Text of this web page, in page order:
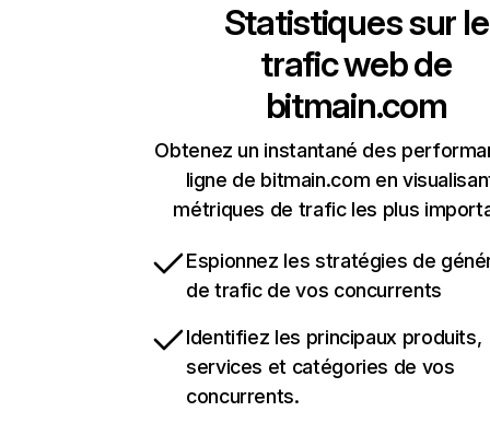
Statistiques sur le
trafic web de
bitmain.com
Obtenez un instantané des
ligne de bitmain.com en
métriques de trafic les plus
Espionnez les stratégies de
de trafic de vos concurrents
Identifiez les principaux produits,
services et catégories de vos
concurrents.